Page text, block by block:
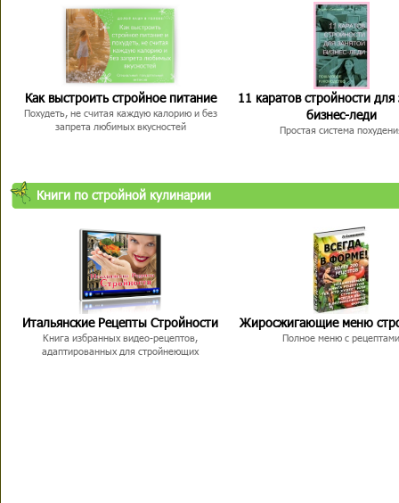
Как выстроить стройное питание
Похудеть, не считая каждую калорию и без
запрета любимых вкусностей
11 каратов стройности для
бизнес-леди
Простая система
Книги по стройной кулинарии
Итальянские Рецепты Стройности
Книга избранных видео-рецептов,
адаптированных для стройнеющих
Жиросжигающие меню
Полное меню с рецептами